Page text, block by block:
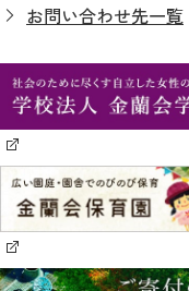
お問い合わせ先一覧